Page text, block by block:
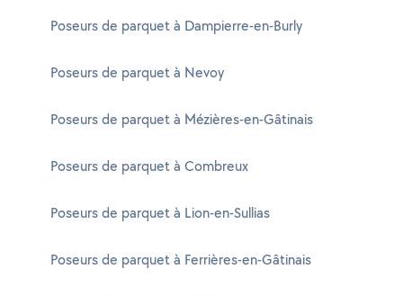
Poseurs de parquet à Dampierre-en-Burly
Poseurs de parquet à Nevoy
Poseurs de parquet à Mézières-en-Gâtinais
Poseurs de parquet à Combreux
Poseurs de parquet à Lion-en-Sullias
Poseurs de parquet à Ferrières-en-Gâtinais